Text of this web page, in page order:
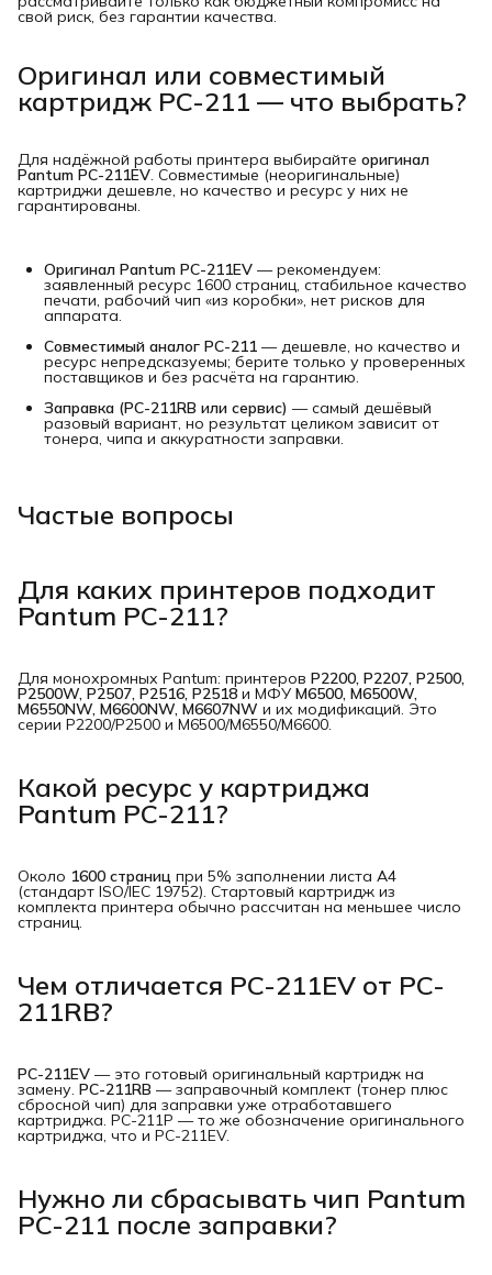
свой риск, без гарантии качества.
Оригинал или совместимый
картридж PC-211 — что выбрать?
Для надёжной работы принтера выбирайте оригинал
Pantum PC-211EV. Совместимые (неоригинальные)
картриджи дешевле, но качество и ресурс у них не
гарантированы.
Оригинал Pantum PC-211EV — рекомендуем:
заявленный ресурс 1600 страниц, стабильное качество
печати, рабочий чип «из коробки», нет рисков для
аппарата.
Совместимый аналог PC-211 — дешевле, но качество и
ресурс непредсказуемы; берите только у проверенных
поставщиков и без расчёта на гарантию.
Заправка (PC-211RB или сервис) — самый дешёвый
разовый вариант, но результат целиком зависит от
тонера, чипа и аккуратности заправки.
Частые вопросы
Для каких принтеров подходит
Pantum PC-211?
Для монохромных Pantum: принтеров P2200, P2207, P2500,
P2500W, P2507, P2516, P2518 и МФУM6500, M6500W,
M6550NW, M6600NW, M6607NW и их модификаций. Это
серии P2200/P2500 и M6500/M6550/M6600.
Какой ресурс у картриджа
Pantum PC-211?
Около 1600 страниц при 5% заполнении листа A4
(стандарт ISO/IEC 19752). Стартовый картридж из
комплекта принтера обычно рассчитан на меньшее число
страниц.
Чем отличается PC-211EV от PC-
211RB?
PC-211EV — это готовый оригинальный картридж на
замену. PC-211RB — заправочный комплект (тонер плюс
сбросной чип) для заправки уже отработавшего
картриджа. PC-211P — то же обозначение оригинального
картриджа, что и PC-211EV.
Нужно ли сбрасывать чип Pantum
PC-211 после заправки?